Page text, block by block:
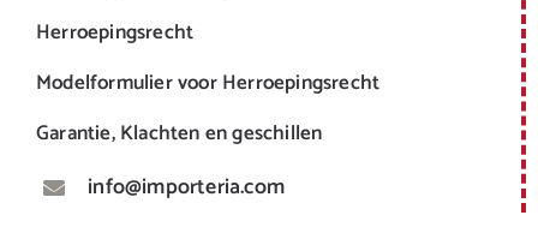
Herroepingsrecht
Modelformulier voor Herroepingsrecht
Garantie, Klachten en geschillen
info@importeria.com